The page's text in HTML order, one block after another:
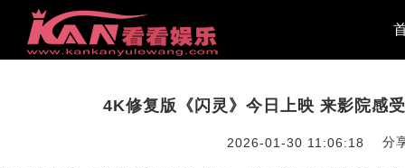
4K修复版《闪灵》今日上映 来影院感
2026-01-30 11:06:18 分